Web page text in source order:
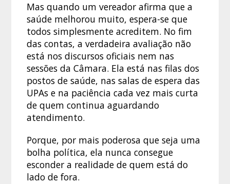
Mas quando um vereador afirma que a
saúde melhorou muito, espera-se que
todos simplesmente acreditem. No fim
das contas, a verdadeira avaliação não
está nos discursos oficiais nem nas
sessões da Câmara. Ela está nas filas dos
postos de saúde, nas salas de espera das
UPAs e na paciência cada vez mais curta
de quem continua aguardando
atendimento.
Porque, por mais poderosa que seja uma
bolha política, ela nunca consegue
esconder a realidade de quem está do
lado de fora.